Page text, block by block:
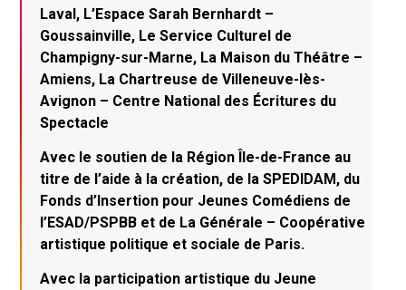
Laval, L’Espace Sarah Bernhardt –
Goussainville, Le Service Culturel de
Champigny-sur-Marne, La Maison du Théâtre –
Amiens, La Chartreuse de Villeneuve-lès-
Avignon – Centre National des Écritures du
Spectacle
Avec le soutien de la Région Île-de-France au
titre de l’aide à la création, de la SPEDIDAM, du
Fonds d’Insertion pour Jeunes Comédiens de
l’ESAD/PSPBB et de La Générale – Coopérative
artistique politique et sociale de Paris.
Avec la participation artistique du Jeune